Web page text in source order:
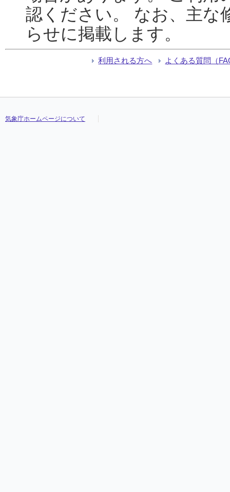
認ください。 なお、主な
らせに掲載します。
利用される方へ よくある質問（
気象庁ホームページについて